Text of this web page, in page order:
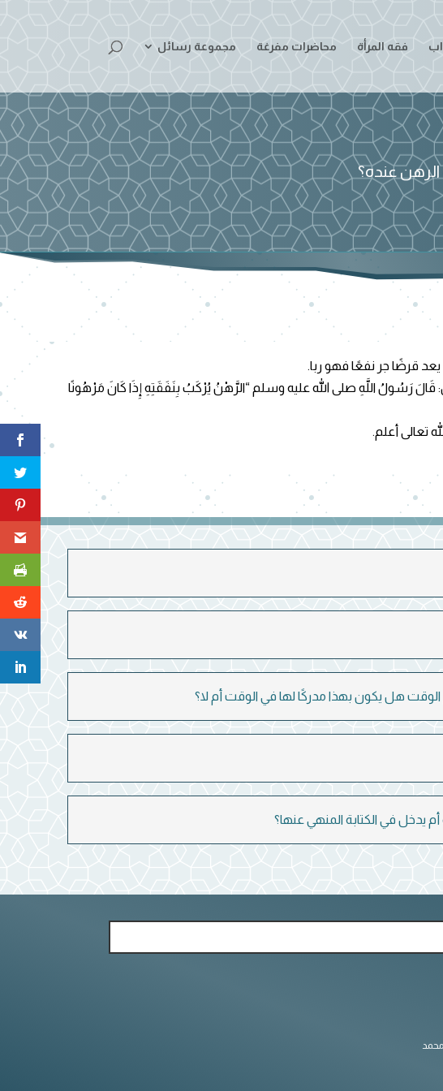
فقه المرأة محاضرات مفرغة مجموعة رسائل
عنده؟
يعد قرضًا جر نفعًا فهو ربا.
قَالَ رَسُولُ اللَّهِ صلى الله عليه وسلم “الرَّهْنُ يُرْكَبُ بِنَفَقَتِهِ إِذَا كَانَ مَرْهُونًا
تعالى أعلم.
هل يكون بهذا مدركًا لها في الوقت أم لا؟
يدخل في الكتابة المنهي عنها؟